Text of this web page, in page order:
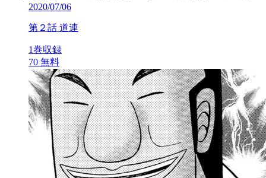
2020/07/06
第２話 道連
1巻収録
70 無料